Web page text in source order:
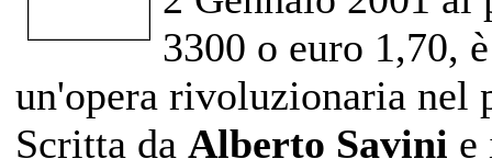
3300 o euro 1,70,
un'opera rivoluzionaria nel
Scritta da Alberto Savini e